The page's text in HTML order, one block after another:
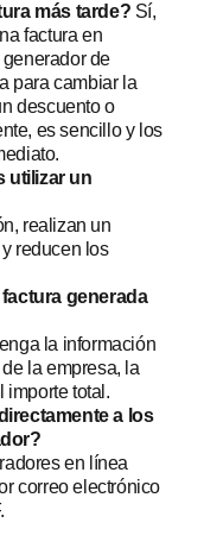
más tarde? Sí,
factura en
de
para cambiar la
descuento o
es sencillo y los
utilizar un
realizan un
reducen los
generada
la información
la empresa, la
importe total.
a los
en línea
correo electrónico